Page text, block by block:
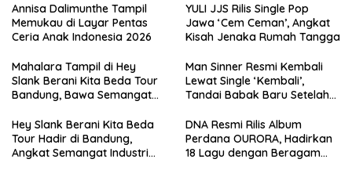
Annisa Dalimunthe Tampil
Memukau di Layar Pentas
Ceria Anak Indonesia 2026
YULI JJS Rilis Single Pop
Jawa ‘Cem Ceman’, Angkat
Kisah Jenaka Rumah Tangga
Mahalara Tampil di Hey
Slank Berani Kita Beda Tour
Bandung, Bawa Semangat
Man Sinner Resmi Kembali
Lewat Single ‘Kembali’,
Tandai Babak Baru Setelah
Hey Slank Berani Kita Beda
Tour Hadir di Bandung,
Angkat Semangat Industri
DNA Resmi Rilis Album
Perdana OURORA, Hadirkan
18 Lagu dengan Beragam